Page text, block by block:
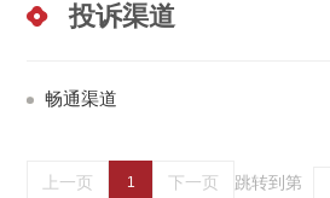
投诉渠道
畅通渠道
上一页 1 下一页 跳转到第